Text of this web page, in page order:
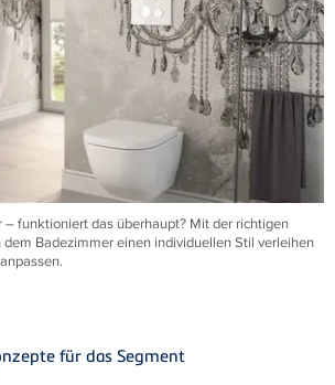
– funktioniert das überhaupt? Mit der richtigen
dem Badezimmer einen individuellen Stil verleihen
für das Segment